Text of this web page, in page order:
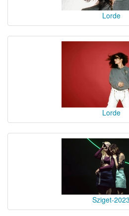
Lorde
Lorde
Sziget-2023